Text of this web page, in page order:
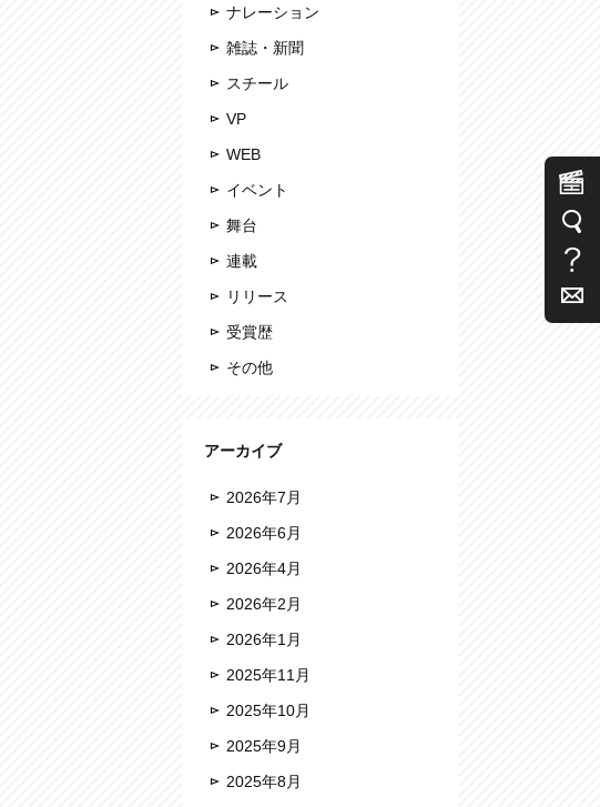
ナレーション
雑誌・新聞
スチール
VP
WEB
イベント
舞台
連載
リリース
受賞歴
その他
アーカイブ
2026年7月
2026年6月
2026年4月
2026年2月
2026年1月
2025年11月
2025年10月
2025年9月
2025年8月